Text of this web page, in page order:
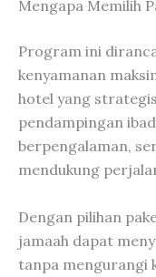
Mengapa Memilih
Program ini
kenyamanan
hotel yang
pendampingan
berpengalaman,
mendukung
Dengan pilihan
jamaah dapat
tanpa mengurangi